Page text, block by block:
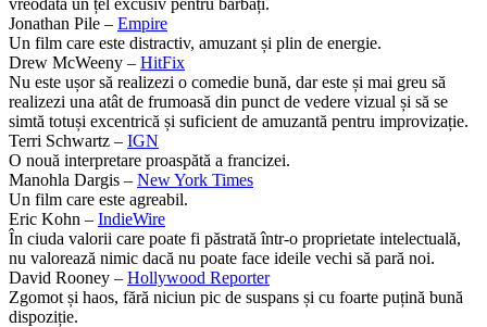
Jonathan Pile – Empire
Un film care este distractiv, amuzant și plin de energie.
Drew McWeeny – HitFix
Nu este ușor să realizezi o comedie bună, dar este și mai greu să
realizezi una atât de frumoasă din punct de vedere vizual și să se
simtă totuși excentrică și suficient de amuzantă pentru improvizație.
Terri Schwartz – IGN
O nouă interpretare proaspătă a francizei.
Manohla Dargis – New York Times
Un film care este agreabil.
Eric Kohn – IndieWire
În ciuda valorii care poate fi păstrată într-o proprietate intelectuală,
nu valorează nimic dacă nu poate face ideile vechi să pară noi.
David Rooney – Hollywood Reporter
Zgomot și haos, fără niciun pic de suspans și cu foarte puțină bună
dispoziție.